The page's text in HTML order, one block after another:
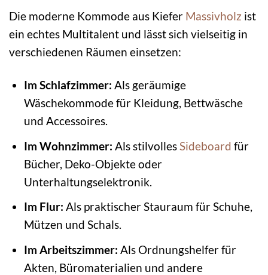
Die moderne Kommode aus Kiefer Massivholz ist
ein echtes Multitalent und lässt sich vielseitig in
verschiedenen Räumen einsetzen:
Im Schlafzimmer: Als geräumige
Wäschekommode für Kleidung, Bettwäsche
und Accessoires.
Im Wohnzimmer: Als stilvolles Sideboard für
Bücher, Deko-Objekte oder
Unterhaltungselektronik.
Im Flur: Als praktischer Stauraum für Schuhe,
Mützen und Schals.
Im Arbeitszimmer: Als Ordnungshelfer für
Akten, Büromaterialien und andere